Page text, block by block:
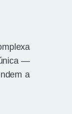
—
a